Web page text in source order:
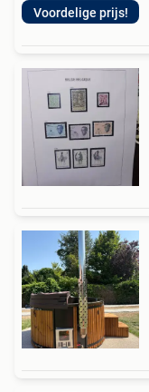
Voordelige prijs!